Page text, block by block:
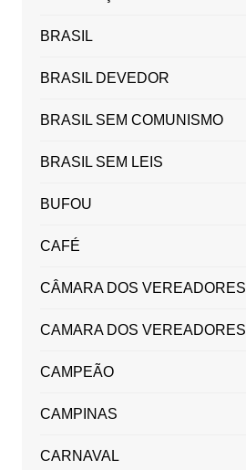
BRASIL
BRASIL DEVEDOR
BRASIL SEM COMUNISMO
BRASIL SEM LEIS
BUFOU
CAFÉ
CÂMARA DOS VEREADORES
CAMARA DOS VEREADORES
CAMPEÃO
CAMPINAS
CARNAVAL